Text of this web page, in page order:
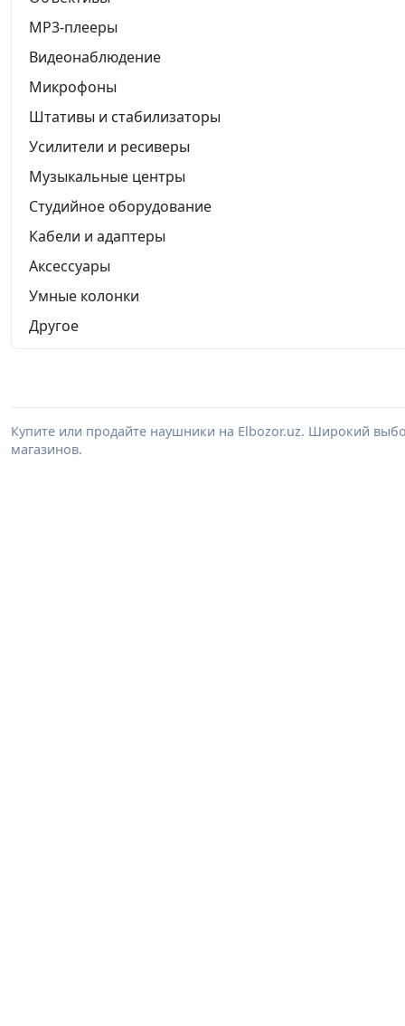
MP3-плееры
Видеонаблюдение
Микрофоны
Штативы и стабилизаторы
Усилители и ресиверы
Музыкальные центры
Студийное оборудование
Кабели и адаптеры
Аксессуары
Умные колонки
Другое
Купите или продайте наушники на Elbozor.uz. Широкий
магазинов.